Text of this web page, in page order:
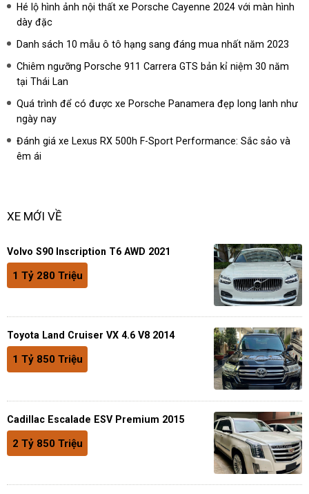
Hé lộ hình ảnh nội thất xe Porsche Cayenne 2024 với màn hình
dày đặc
Danh sách 10 mẫu ô tô hạng sang đáng mua nhất năm 2023
Chiêm ngưỡng Porsche 911 Carrera GTS bản kỉ niệm 30 năm
tại Thái Lan
Quá trình để có được xe Porsche Panamera đẹp long lanh như
ngày nay
Đánh giá xe Lexus RX 500h F-Sport Performance: Sắc sảo và
êm ái
XE MỚI VỀ
Volvo S90 Inscription T6 AWD 2021
1 Tỷ 280 Triệu
Toyota Land Cruiser VX 4.6 V8 2014
1 Tỷ 850 Triệu
Cadillac Escalade ESV Premium 2015
2 Tỷ 850 Triệu